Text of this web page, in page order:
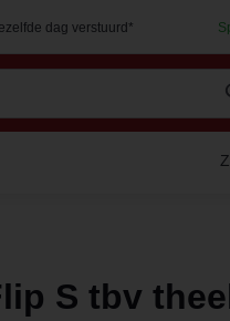
dag verstuurd*
S tbv